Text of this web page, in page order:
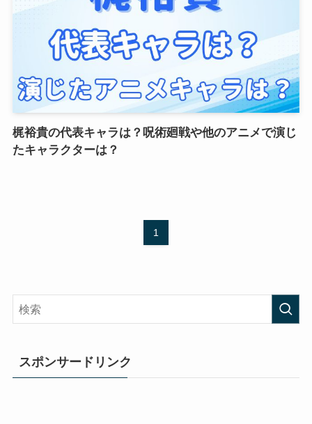
梶裕貴の代表キャラは？呪術廻戦や他のアニメで演じ
たキャラクターは？
1
スポンサードリンク